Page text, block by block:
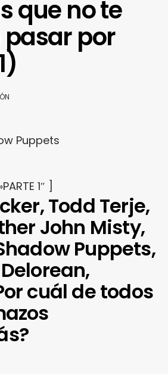
que no te
por
1″ ]
Todd Terje,
John Misty,
Puppets,
cuál de todos